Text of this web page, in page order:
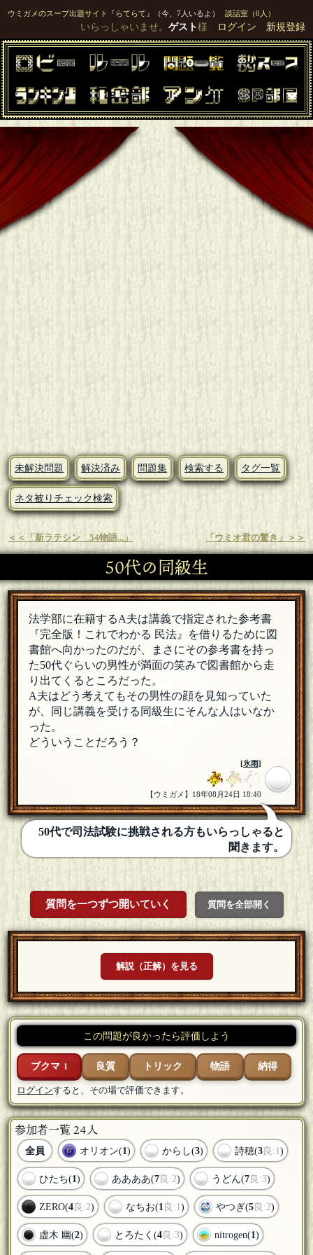
ウミガメのスープ出題サイト『らてらて』 （今、7人いるよ） 談話室（0人）
いらっしゃいませ。 ゲスト様 ログイン 新規登録
未解決問題 解決済み 問題集 検索する タグ一覧
ネタ被りチェック検索
＜＜「新ラテシン 54物語...」 「ウミオ君の驚き」＞＞
50代の同級生
法学部に在籍するA夫は講義で指定された参考書
『完全版！これでわかる 民法』を借りるために図
書館へ向かったのだが、まさにその参考書を持っ
た50代ぐらいの男性が満面の笑みで図書館から走
り出てくるところだった。
A夫はどう考えてもその男性の顔を見知っていた
が、同じ講義を受ける同級生にそんな人はいなか
った。
どういうことだろう？
[氷雨]
【ウミガメ】18年08月24日 18:40
50代で司法試験に挑戦される方もいらっしゃると
聞きます。
質問を一つずつ開いていく 質問を全部開く
解説（正解）を見る
この問題が良かったら評価しよう
ブクマ 1 良質 トリック 物語 納得
ログインすると、その場で評価できます。
参加者一覧 24人
全員 オリオン(1) からし(3) 詩穂(3良:1)
ひたち(1) ああああ(7良:2) うどん(7良:3)
ZERO(4良:2) なちお(1良:1) やつぎ(5良:2)
虚木 幽(2) とろたく(4良:3) nitrogen(1)